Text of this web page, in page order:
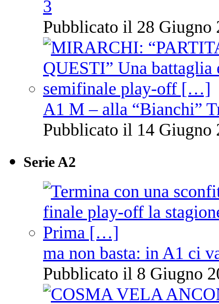
3
Pubblicato il 28 Giugno
A1 M – alla “Bianchi”
Pubblicato il 14 Giugno
Serie A2
ma non basta: in A1 ci
Pubblicato il 8 Giugno